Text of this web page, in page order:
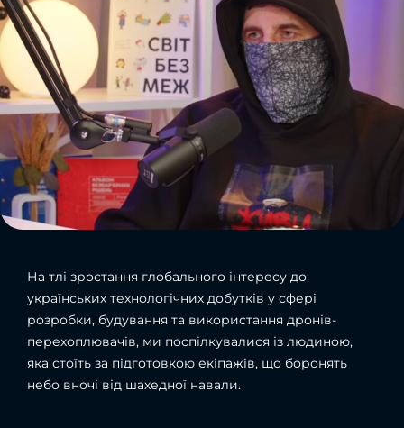
На тлі зростання глобального інтересу до
українських технологічних добутків у сфері
розробки, будування та використання дронів-
перехоплювачів, ми поспілкувалися із людиною,
яка стоїть за підготовкою екіпажів, що боронять
небо вночі від шахедної навали.